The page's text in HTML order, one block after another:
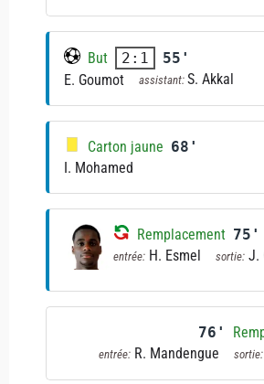
But 2:1
55'
E. Goumot
assistant: S. Akkal
Carton jaune 68'
I. Mohamed
Remplacement 75'
entrée: H. Esmel sortie: J.
76'
entrée: R. Mandengue sortie: